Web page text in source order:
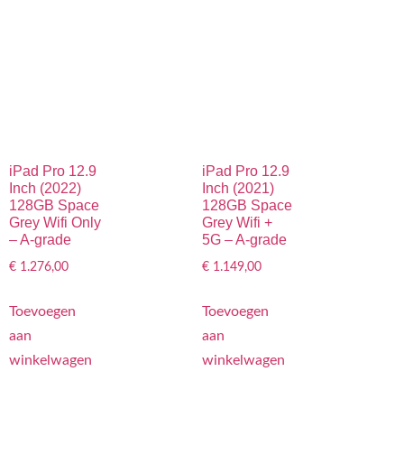
iPad Pro 12.9
Inch (2022)
128GB Space
Grey Wifi Only
– A-grade
€ 1.276,00
Toevoegen
aan
winkelwagen
iPad Pro 12.9
Inch (2021)
128GB Space
Grey Wifi +
5G – A-grade
€ 1.149,00
Toevoegen
aan
winkelwagen